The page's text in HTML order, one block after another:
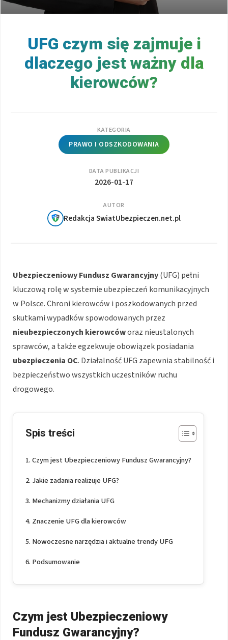
UFG czym się zajmuje i
dlaczego jest ważny dla
kierowców?
KATEGORIA
PRAWO I ODSZKODOWANIA
DATA PUBLIKACJI
2026-01-17
AUTOR
Redakcja SwiatUbezpieczen.net.pl
Ubezpieczeniowy Fundusz Gwarancyjny(UFG) pełni
kluczową rolę w systemie ubezpieczeń komunikacyjnych
w Polsce. Chroni kierowców i poszkodowanych przed
skutkami wypadków spowodowanych przez
nieubezpieczonych kierowcóworaz nieustalonych
sprawców, a także egzekwuje obowiązek posiadania
ubezpieczenia OC. Działalność UFG zapewnia stabilność i
bezpieczeństwo wszystkich uczestników ruchu
drogowego.
Spis treści
Czym jest Ubezpieczeniowy Fundusz Gwarancyjny?
Jakie zadania realizuje UFG?
Mechanizmy działania UFG
Znaczenie UFG dla kierowców
Nowoczesne narzędzia i aktualne trendy UFG
Podsumowanie
Czym jest Ubezpieczeniowy
Fundusz Gwarancyjny?